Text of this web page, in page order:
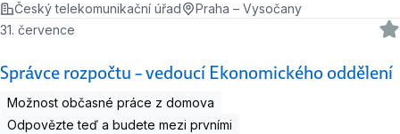
Český telekomunikační úřad
Praha – Vysočany
Správce rozpočtu – vedoucí Ekonomického oddělení
31. července
Možnost občasné práce z domova
Odpovězte teď a budete mezi prvními